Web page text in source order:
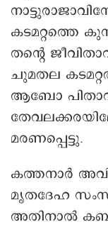
കടമറ്റത്തെ
തന്റെ
ചുമതല
ആബോ പിതാവ്
മരണപ്പെട്ടു.
കത്തനാർ
മൃതദേഹ
അതിനാൽ